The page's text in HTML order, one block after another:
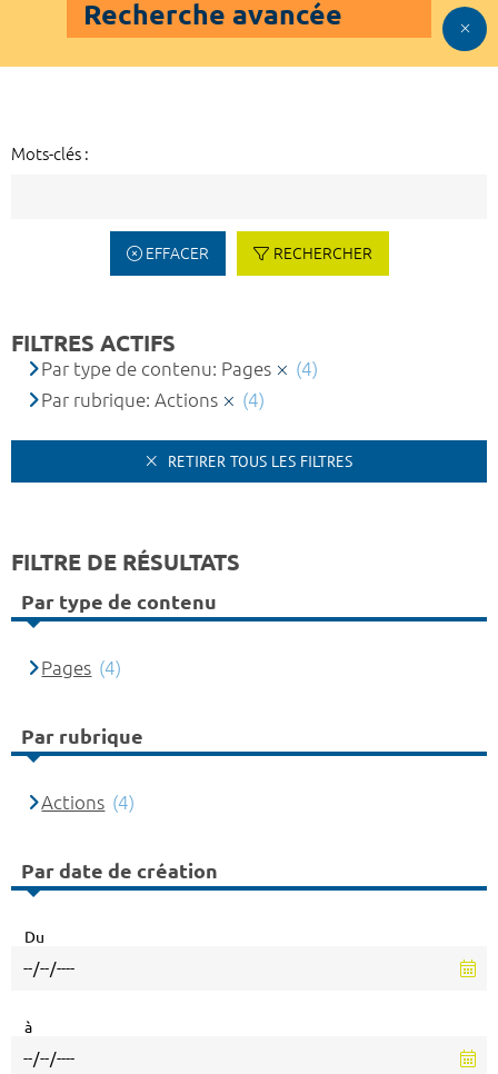
Recherche avancée
Mots-clés :
EFFACER RECHERCHER
FILTRES ACTIFS
Par type de contenu: Pages
(4)
Par rubrique: Actions
(4)
RETIRER TOUS LES FILTRES
FILTRE DE RÉSULTATS
Par type de contenu
Pages (4)
Par rubrique
Actions (4)
Par date de création
Du
à